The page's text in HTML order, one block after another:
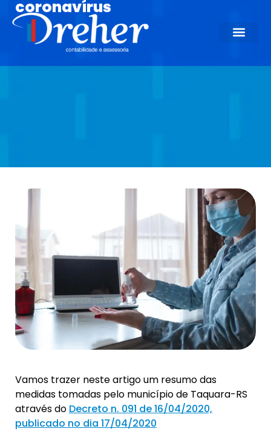
coronavírus
Vamos trazer neste artigo um resumo das
medidas tomadas pelo município de Taquara-RS
através do Decreto n. 091 de 16/04/2020,
publicado no dia 17/04/2020